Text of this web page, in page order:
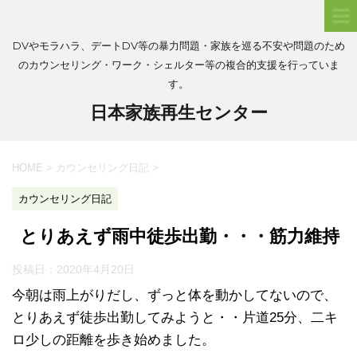
DVやモラハラ、デートDV等の暴力問題・家族を巡る不安や問題のため
のカウンセリング・ワーク・シェルター等の複合的支援を行っていま
す。
日本家族再生センター
HOME > カウンセリング日記 >
カウンセリング日記
とりあえず雨中徒歩出勤・・・筋力維持
投稿日： 2020年4月20日
今朝は雨上がりだし、ずっと体を動かしてないので、
とりあえず徒歩出勤してみようと・・片道25分、二キ
ロ少しの距離を歩き始めました。